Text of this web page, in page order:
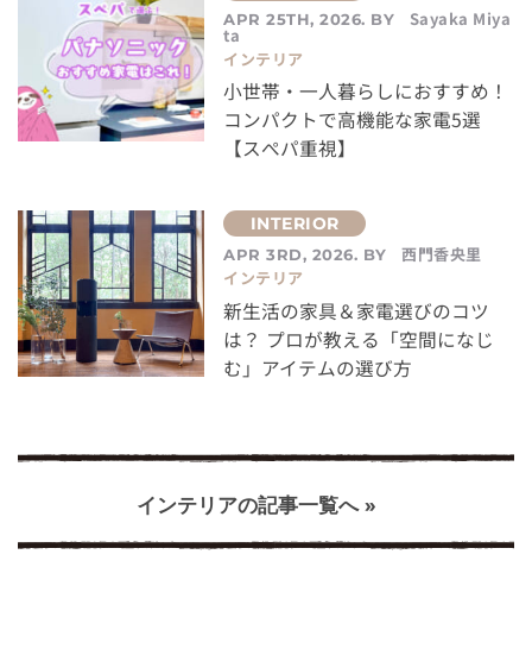
APR 25TH, 2026. BY Sayaka Miya
ta
インテリア
小世帯・一人暮らしにおすすめ！
コンパクトで高機能な家電5選
【スぺパ重視】
APR 3RD, 2026. BY
西門香央里
インテリア
新生活の家具＆家電選びのコツ
は？ プロが教える「空間になじ
む」アイテムの選び方
インテリアの記事一覧へ »